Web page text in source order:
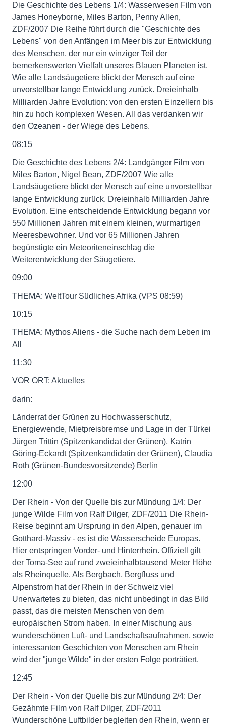
Die Geschichte des Lebens 1/4: Wasserwesen Film von
James Honeyborne, Miles Barton, Penny Allen,
ZDF/2007 Die Reihe führt durch die "Geschichte des
Lebens" von den Anfängen im Meer bis zur Entwicklung
des Menschen, der nur ein winziger Teil der
bemerkenswerten Vielfalt unseres Blauen Planeten ist.
Wie alle Landsäugetiere blickt der Mensch auf eine
unvorstellbar lange Entwicklung zurück. Dreieinhalb
Milliarden Jahre Evolution: von den ersten Einzellern bis
hin zu hoch komplexen Wesen. All das verdanken wir
den Ozeanen - der Wiege des Lebens.
08:15
Die Geschichte des Lebens 2/4: Landgänger Film von
Miles Barton, Nigel Bean, ZDF/2007 Wie alle
Landsäugetiere blickt der Mensch auf eine unvorstellbar
lange Entwicklung zurück. Dreieinhalb Milliarden Jahre
Evolution. Eine entscheidende Entwicklung begann vor
550 Millionen Jahren mit einem kleinen, wurmartigen
Meeresbewohner. Und vor 65 Millionen Jahren
begünstigte ein Meteoriteneinschlag die
Weiterentwicklung der Säugetiere.
09:00
THEMA: WeltTour Südliches Afrika (VPS 08:59)
10:15
THEMA: Mythos Aliens - die Suche nach dem Leben im
All
11:30
VOR ORT: Aktuelles
darin:
Länderrat der Grünen zu Hochwasserschutz,
Energiewende, Mietpreisbremse und Lage in der Türkei
Jürgen Trittin (Spitzenkandidat der Grünen), Katrin
Göring-Eckardt (Spitzenkandidatin der Grünen), Claudia
Roth (Grünen-Bundesvorsitzende) Berlin
12:00
Der Rhein - Von der Quelle bis zur Mündung 1/4: Der
junge Wilde Film von Ralf Dilger, ZDF/2011 Die Rhein-
Reise beginnt am Ursprung in den Alpen, genauer im
Gotthard-Massiv - es ist die Wasserscheide Europas.
Hier entspringen Vorder- und Hinterrhein. Offiziell gilt
der Toma-See auf rund zweieinhalbtausend Meter Höhe
als Rheinquelle. Als Bergbach, Bergfluss und
Alpenstrom hat der Rhein in der Schweiz viel
Unerwartetes zu bieten, das nicht unbedingt in das Bild
passt, das die meisten Menschen von dem
europäischen Strom haben. In einer Mischung aus
wunderschönen Luft- und Landschaftsaufnahmen, sowie
interessanten Geschichten von Menschen am Rhein
wird der "junge Wilde" in der ersten Folge porträtiert.
12:45
Der Rhein - Von der Quelle bis zur Mündung 2/4: Der
Gezähmte Film von Ralf Dilger, ZDF/2011
Wunderschöne Luftbilder begleiten den Rhein, wenn er